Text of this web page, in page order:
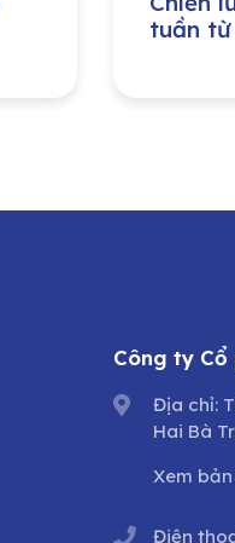
tuần từ
Công ty
Địa chỉ:
Hai Bà
Xem
Điện